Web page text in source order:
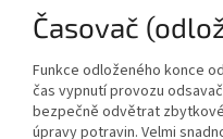
Časovač
Funkce odloženého konce
čas vypnutí provozu
bezpečně odvětrat
úpravy potravin. Velmi